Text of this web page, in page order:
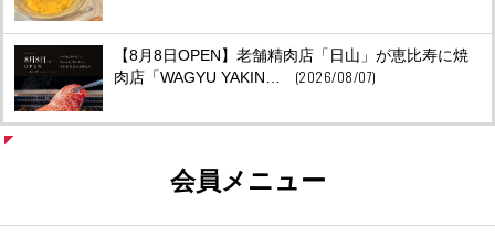
【8月8日OPEN】老舗精肉店「日山」が恵比寿に焼
肉店「WAGYU YAKIN…
(2026/08/07)
会員メニュー